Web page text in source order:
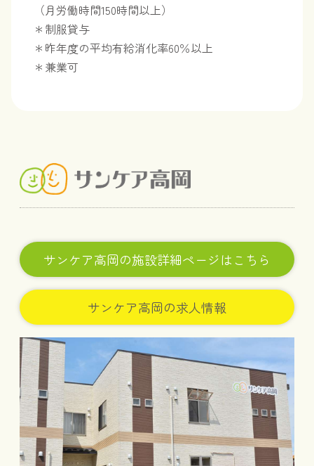
（月労働時間150時間以上）
＊制服貸与
＊昨年度の平均有給消化率60％以上
＊兼業可
サンケア高岡の施設詳細ページはこちら
サンケア高岡の求人情報